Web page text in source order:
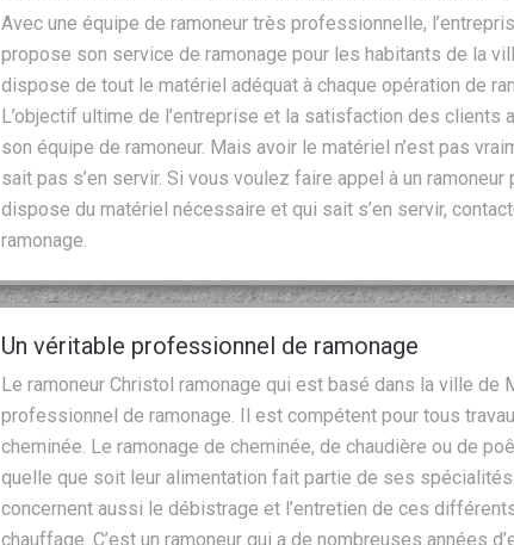
Avec une équipe de ramoneur très professionnelle,
propose son service de ramonage pour les habitants de la
dispose de tout le matériel adéquat à chaque opération de
L’objectif ultime de l’entreprise et la satisfaction des clients
son équipe de ramoneur. Mais avoir le matériel n’est pas
sait pas s’en servir. Si vous voulez faire appel à un
dispose du matériel nécessaire et qui sait s’en servir,
ramonage.
Un véritable professionnel de ramonage
Le ramoneur Christol ramonage qui est basé dans la ville de
professionnel de ramonage. Il est compétent pour tous
cheminée. Le ramonage de cheminée, de chaudière ou de
quelle que soit leur alimentation fait partie de ses
concernent aussi le débistrage et l’entretien de ces
chauffage. C’est un ramoneur qui a de nombreuses années